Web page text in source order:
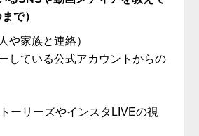
で）
や家族と連絡）
している公式アカウントからの
ーリーズやインスタLIVEの視